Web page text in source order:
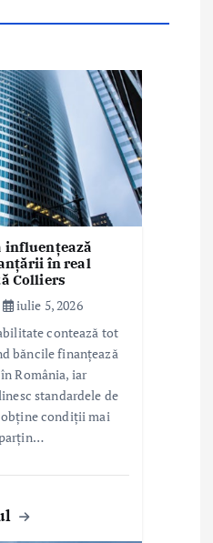
influențează
în real
Colliers
iulie 5, 2026
contează tot
băncile finanțează
România, iar
standardele de
condiții mai